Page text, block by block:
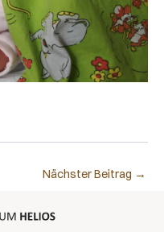
Nächster Beitrag →